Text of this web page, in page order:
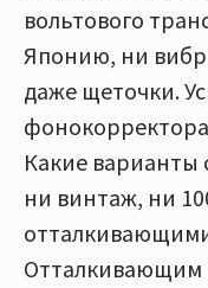
вольтового
Японию, ни
даже щеточки.
Какие варианты
ни винтаж, ни
Отталкивающим